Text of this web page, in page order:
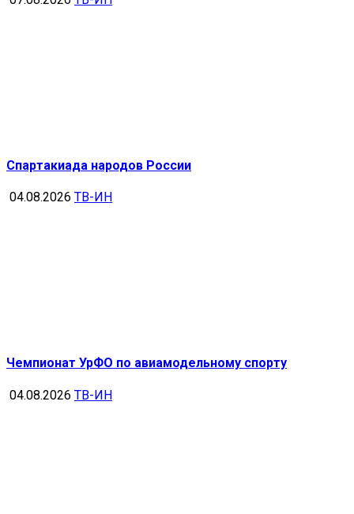
Спартакиада народов России
04.08.2026 ТВ-ИН
Чемпионат УрФО по авиамодельному спорту
04.08.2026 ТВ-ИН